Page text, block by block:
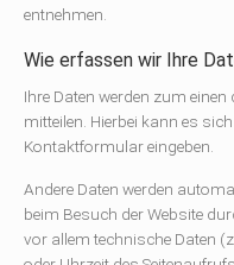
entnehmen.
Wie erfassen wir Ihre
Ihre Daten werden zum
mitteilen. Hierbei kann es
Kontaktformular eingeben.
Andere Daten werden
beim Besuch der Website
vor allem technische Daten